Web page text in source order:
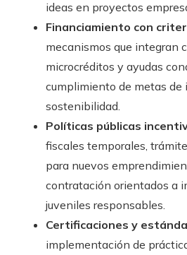
ideas en proyectos
Financiamiento con
mecanismos que integran
microcréditos y ayudas
cumplimiento de metas de
sostenibilidad.
Políticas públicas
fiscales temporales,
para nuevos
contratación orientados a
juveniles responsables.
Certificaciones y
implementación de